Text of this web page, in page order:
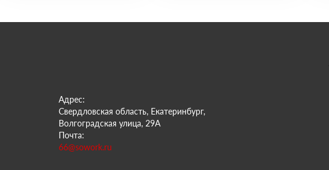
Адрес:
Свердловская область, Екатеринбург,
Волгоградская улица, 29А
Почта:
66@sowork.ru